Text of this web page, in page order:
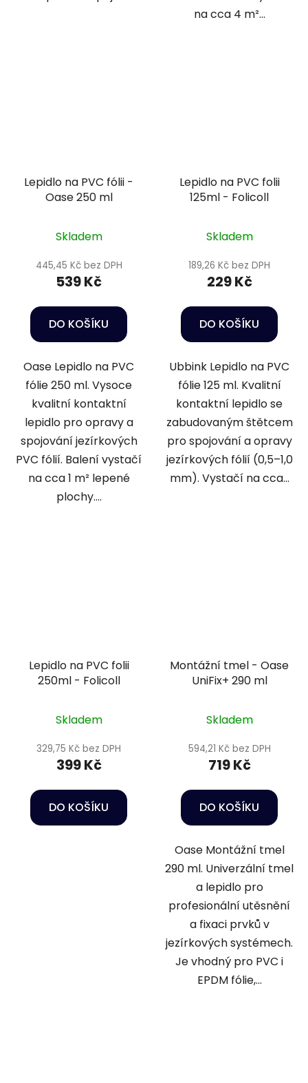
na cca 4 m²...
Lepidlo na PVC fólii -
Oase 250 ml
Skladem
445,45 Kč bez DPH
539 Kč
DO KOŠÍKU
Oase Lepidlo na PVC
fólie 250 ml. Vysoce
kvalitní kontaktní
lepidlo pro opravy a
spojování jezírkových
PVC fólií. Balení vystačí
na cca 1 m² lepené
plochy....
Lepidlo na PVC folii
125ml - Folicoll
Skladem
189,26 Kč bez DPH
229 Kč
DO KOŠÍKU
Ubbink Lepidlo na PVC
fólie 125 ml. Kvalitní
kontaktní lepidlo se
zabudovaným štětcem
pro spojování a opravy
jezírkových fólií (0,5–1,0
mm). Vystačí na cca...
Lepidlo na PVC folii
250ml - Folicoll
Skladem
329,75 Kč bez DPH
399 Kč
DO KOŠÍKU
Montážní tmel - Oase
UniFix+ 290 ml
Skladem
594,21 Kč bez DPH
719 Kč
DO KOŠÍKU
Oase Montážní tmel
290 ml. Univerzální tmel
a lepidlo pro
profesionální utěsnění
a fixaci prvků v
jezírkových systémech.
Je vhodný pro PVC i
EPDM fólie,...